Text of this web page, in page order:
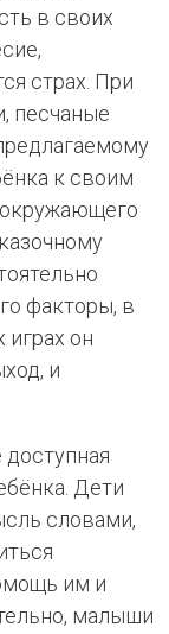
в своих
страх. При
песчаные
к своим
окружающего
факторы, в
играх он
и
Дети
словами,
им и
малыши